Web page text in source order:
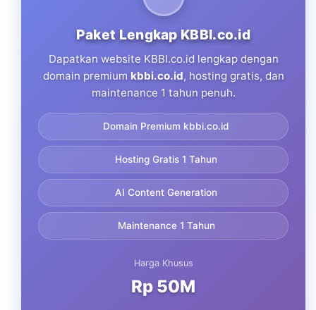
Paket Lengkap KBBI.co.id
Dapatkan website KBBI.co.id lengkap dengan
domain premium kbbi.co.id, hosting gratis, dan
maintenance 1 tahun penuh.
Domain Premium kbbi.co.id
Hosting Gratis 1 Tahun
AI Content Generation
Maintenance 1 Tahun
Harga Khusus
Rp 50M